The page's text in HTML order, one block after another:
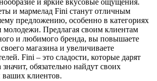
и яркие вкусовые ощущения.
и мармелад Fini станут отличным
предложению, особенно в категориях
молодежи. Предлагая своим клиентам
и любимого бренда, вы повышаете
магазина и увеличиваете
Fini – это сладости, которые дарят
обязательно найдут своих
ваших клиентов.